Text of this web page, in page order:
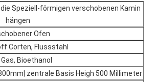
Speziell-förmigen verschobenen Kamin
hängen
Ofen
Corten, Flussstahl
Gas, Bioethanol
zentrale Basis Heigh 500 Millimeter